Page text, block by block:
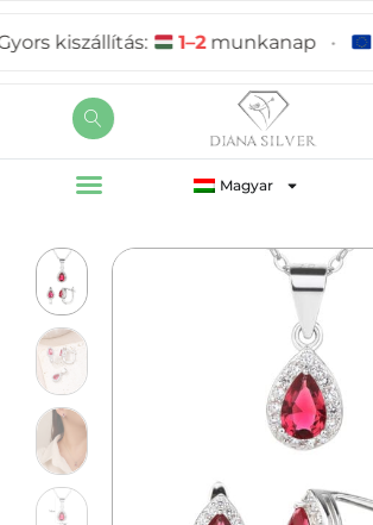
Magyar
kiszállítás: 1–2munkanap • 2–5